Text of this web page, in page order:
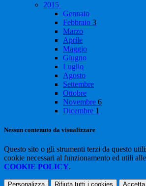
2015
Gennaio
Febbraio 3
Marzo
Aprile
Maggio
Giugno
Luglio
Agosto
Settembre
Ottobre
Novembre 6
Dicembre 1
Nessun contenuto da visualizzare
Questo sito o gli strumenti terzi da questo
cookie necessari al funzionamento ed utili
COOKIE POLICY.
Personalizza Rifiuta tutti i cookies